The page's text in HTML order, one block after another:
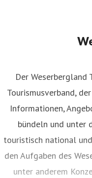
Der Weserbergland
Tourismusverband,
Informationen,
bündeln und unter
touristisch national
den Aufgaben des
unter anderem